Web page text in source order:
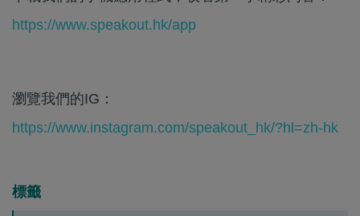
https://www.speakout.hk/app
瀏覽我們的IG：
https://www.instagram.com/speakout_hk/?hl=zh-hk
標籤